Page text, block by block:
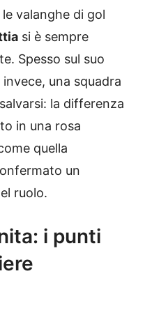
valanghe di gol
si è sempre
Spesso sul suo
una squadra
la differenza
in una rosa
quella
un
ruolo.
i punti